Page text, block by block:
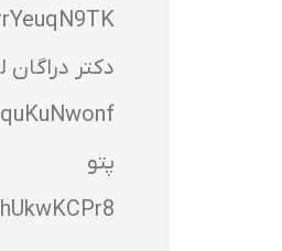
دکتر دراگان
پتو